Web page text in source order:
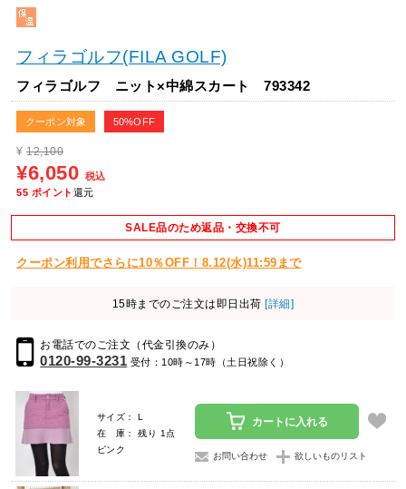
フィラゴルフ(FILA GOLF)
フィラゴルフ ニット×中綿スカート 793342
クーポン対象 50%OFF
¥ 12,100
¥6,050 税込
55 ポイント 還元
SALE品のため返品・交換不可
クーポン利用でさらに10％OFF！8.12(水)11:59まで
15時までのご注文は即日出荷 [詳細]
お電話でのご注文（代金引換のみ）
0120-99-3231 受付：10時～17時（土日祝除く）
サイズ： L
在 庫： 残り 1点
ピンク
カートに入れる
お問い合わせ 欲しいものリスト